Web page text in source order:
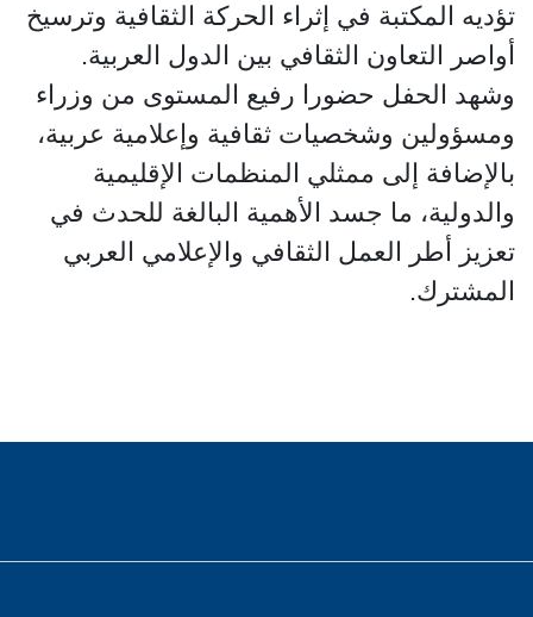
تؤديه المكتبة في إثراء الحركة الثقافية وترسيخ
أواصر التعاون الثقافي بين الدول العربية.
وشهد الحفل حضورا رفيع المستوى من وزراء
ومسؤولين وشخصيات ثقافية وإعلامية عربية،
بالإضافة إلى ممثلي المنظمات الإقليمية
والدولية، ما جسد الأهمية البالغة للحدث في
تعزيز أطر العمل الثقافي والإعلامي العربي
المشترك.